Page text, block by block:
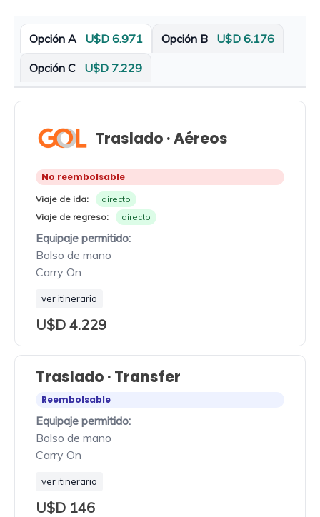
Opción A U$D 6.971 Opción B U$D 6.176
Opción C U$D 7.229
Traslado · Aéreos
No reembolsable
Viaje de ida:
directo
Viaje de regreso:
directo
Equipaje permitido:
Bolso de mano
Carry On
ver itinerario
U$D 4.229
Traslado · Transfer
Reembolsable
Equipaje permitido:
Bolso de mano
Carry On
ver itinerario
U$D 146